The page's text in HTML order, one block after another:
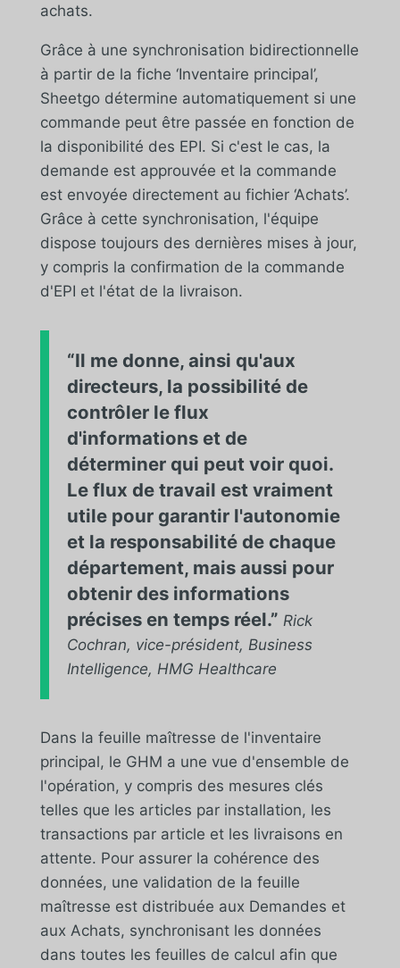
achats.
Grâce à une synchronisation bidirectionnelle
à partir de la fiche ‘Inventaire principal’,
Sheetgo détermine automatiquement si une
commande peut être passée en fonction de
la disponibilité des EPI. Si c'est le cas, la
demande est approuvée et la commande
est envoyée directement au fichier ‘Achats’.
Grâce à cette synchronisation, l'équipe
dispose toujours des dernières mises à jour,
y compris la confirmation de la commande
d'EPI et l'état de la livraison.
“Il me donne, ainsi qu'aux
directeurs, la possibilité de
contrôler le flux
d'informations et de
déterminer qui peut voir quoi.
Le flux de travail est vraiment
utile pour garantir l'autonomie
et la responsabilité de chaque
département, mais aussi pour
obtenir des informations
précises en temps réel.” Rick
Cochran, vice-président, Business
Intelligence, HMG Healthcare
Dans la feuille maîtresse de l'inventaire
principal, le GHM a une vue d'ensemble de
l'opération, y compris des mesures clés
telles que les articles par installation, les
transactions par article et les livraisons en
attente. Pour assurer la cohérence des
données, une validation de la feuille
maîtresse est distribuée aux Demandes et
aux Achats, synchronisant les données
dans toutes les feuilles de calcul afin que